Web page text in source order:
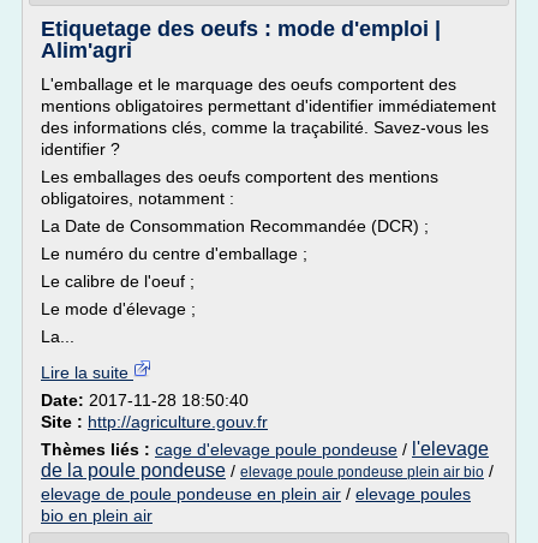
Etiquetage des oeufs : mode d'emploi |
Alim'agri
L'emballage et le marquage des oeufs comportent des
mentions obligatoires permettant d'identifier immédiatement
des informations clés, comme la traçabilité. Savez-vous les
identifier ?
Les emballages des oeufs comportent des mentions
obligatoires, notamment :
La Date de Consommation Recommandée (DCR) ;
Le numéro du centre d'emballage ;
Le calibre de l'oeuf ;
Le mode d'élevage ;
La...
Lire la suite
Date: 2017-11-28 18:50:40
Site : http://agriculture.gouv.fr
Thèmes liés : cage d'elevage poule pondeuse / l'elevage
de la poule pondeuse / elevage poule pondeuse plein air bio /
elevage de poule pondeuse en plein air / elevage poules
bio en plein air